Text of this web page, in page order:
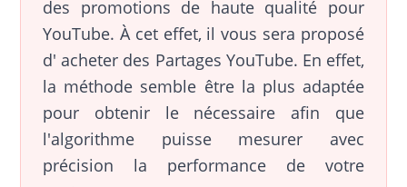
des promotions de haute qualité pour
YouTube. À cet effet, il vous sera proposé
d' acheter des Partages YouTube. En effet,
la méthode semble être la plus adaptée
pour obtenir le nécessaire afin que
l'algorithme puisse mesurer avec
précision la performance de votre